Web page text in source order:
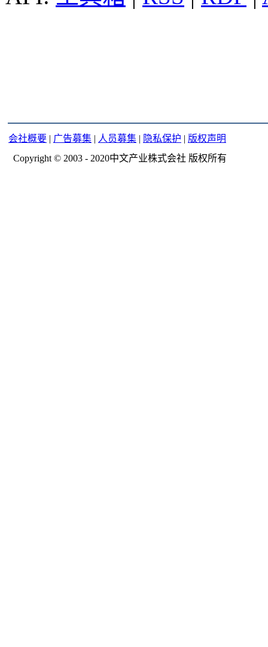
会社概要 | 广告募集 | 人员募集 | 隐私保护 | 版权声明
Copyright © 2003 - 2020中文产业株式会社 版权所有